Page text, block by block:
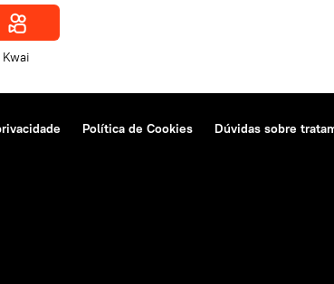
Kwai
Política de Cookies Dúvidas sobre